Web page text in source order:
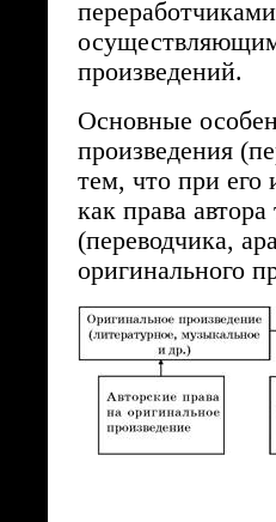
произведений.
Основные
произведения
тем, что при его
как права
(переводчика,
оригинального